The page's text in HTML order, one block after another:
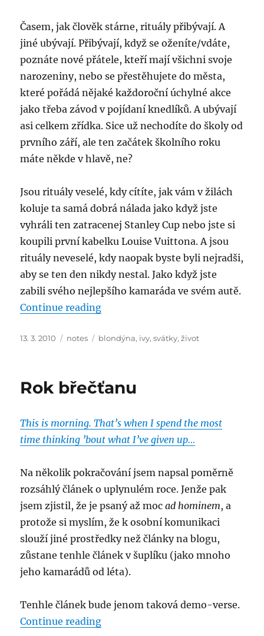
Časem, jak člověk stárne, rituály přibývají. A
jiné ubývají. Přibývají, když se oženíte/vdáte,
poznáte nové přátele, kteří mají všichni svoje
narozeniny, nebo se přestěhujete do města,
které pořádá nějaké každoroční úchylné akce
jako třeba závod v pojídaní knedlíků. A ubývají
asi celkem zřídka. Sice už nechodíte do školy od
prvního září, ale ten začátek školního roku
máte někde v hlavě, ne?
Jsou rituály veselé, kdy cítíte, jak vám v žilách
koluje ta samá dobrá nálada jako když jste
vyhráli ten zatracenej Stanley Cup nebo jste si
koupili první kabelku Louise Vuittona. A jsou
rituály neveselé, kdy naopak byste byli nejradši,
aby se ten den nikdy nestal. Jako když jste
zabili svého nejlepšího kamaráda ve svém autě.
Continue reading“Jedno malé velké poděkování”
Posted
13. 3. 2010 Categories
notes Tags
blondýna, ivy,svátky,život
Rok břečťanu
This is morning. That’s when I spend the most
time thinking ’bout what I’ve given up…
Na několik pokračování jsem napsal poměrně
rozsáhlý článek o uplynulém roce. Jenže pak
jsem zjistil, že je psaný až mocad hominem, a
protože si myslím, že k osobní komunikaci
slouží jiné prostředky než články na blogu,
zůstane tenhle článek v šuplíku (jako mnoho
jeho kamarádů od léta).
Tenhle článek bude jenom taková demo-verse.
Continue reading“Rok břečťanu”